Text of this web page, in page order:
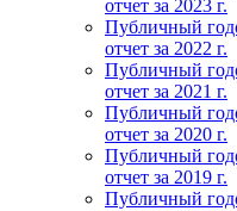
отчет за 2023 г.
Публичный
отчет за 2022 г.
Публичный
отчет за 2021 г.
Публичный
отчет за 2020 г.
Публичный
отчет за 2019 г.
Публичный